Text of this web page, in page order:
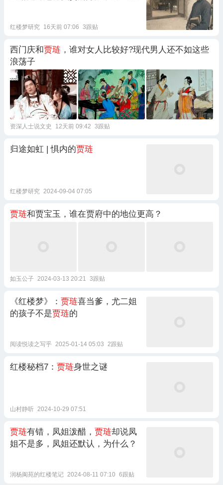
红楼梦研究 16天前 07:06 3跟贴
西门庆和贾琏 ，谁对女人比较好?现代男人还不如这些
浪荡子
资深人士说文史 12天前 09:42 3跟贴
归途如虹 | 惧内的贾琏
红楼梦研究 2024-09-04 07:05
贾琏和贾宝玉，谁在贾府中的地位更高？
如玉公子 2024-03-13 20:21 3跟贴
《红楼梦》： 贾琏喜当爹，尤二姐
的孩子不是贾琏的
阅读悦读之写乎 2025-01-14 05:03 2跟贴
红楼秘档7： 贾琏身世之谜
山村静听 2024-10-29 07:51
贾琏有错，凤姐泼醋， 贾琏却说凤
姐不是多，凤姐还默认，为什么？
润杨阆苑的红楼笔记 2024-08-11 07:10 6跟贴